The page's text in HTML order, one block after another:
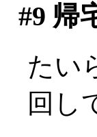
#9 帰
たい
回し